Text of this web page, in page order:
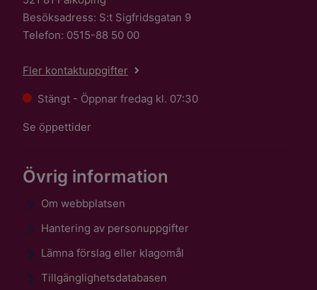
Besöksadress: S:t Sigfridsgatan 9
Telefon: 0515-88 50 00
Fler kontaktuppgifter
Stängt - Öppnar fredag kl. 07:30
Se öppettider
Övrig information
Om webbplatsen
Hantering av personuppgifter
Lämna förslag eller klagomål
Tillgänglighetsdatabasen